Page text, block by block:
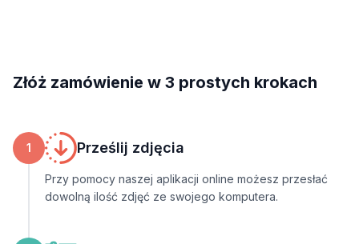
Złóż zamówienie w 3 prostych krokach
1 Prześlij zdjęcia
Przy pomocy naszej aplikacji online możesz przesłać
dowolną ilość zdjęć ze swojego komputera.